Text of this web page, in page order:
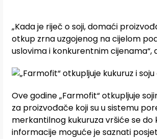
„Kada je riječ o soji, domaći
otkup zrna uzgojenog na cijelom
uslovima i konkurentnim cijenama“,
Ove godine „Farmofit“ otkupljuje
za proizvođače koji su u sistemu
merkantilnog kukuruza vršiće se do
informacije moguće je saznati